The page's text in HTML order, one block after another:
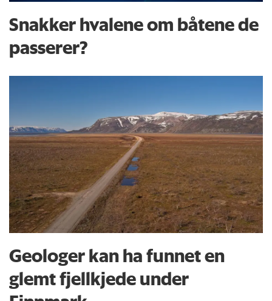
Snakker hvalene om båtene de
passerer?
Geologer kan ha funnet en
glemt fjellkjede under